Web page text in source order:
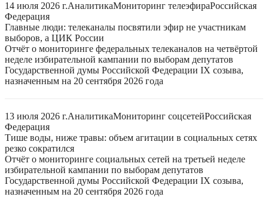
14 июля 2026 г.АналитикаМониторинг телеэфираРоссийская
Федерация
Главные люди: телеканалы посвятили эфир не участникам
выборов, а ЦИК России
Отчёт о мониторинге федеральных телеканалов на четвёртой
неделе избирательной кампании по выборам депутатов
Государственной думы Российской Федерации IX созыва,
назначенным на 20 сентября 2026 года
13 июля 2026 г.АналитикаМониторинг соцсетейРоссийская
Федерация
Тише воды, ниже травы: объем агитации в социальных сетях
резко сократился
Отчёт о мониторинге социальных сетей на третьей неделе
избирательной кампании по выборам депутатов
Государственной думы Российской Федерации IX созыва,
назначенным на 20 сентября 2026 года